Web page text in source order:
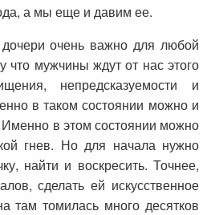
а мы еще и давим ее.
очень важно для любой
мужчины ждут от нас этого
непредсказуемости и
в таком состоянии можно и
в этом состоянии можно
гнев. Но для начала нужно
найти и воскресить. Точнее,
сделать ей искусственное
там томилась много десятков